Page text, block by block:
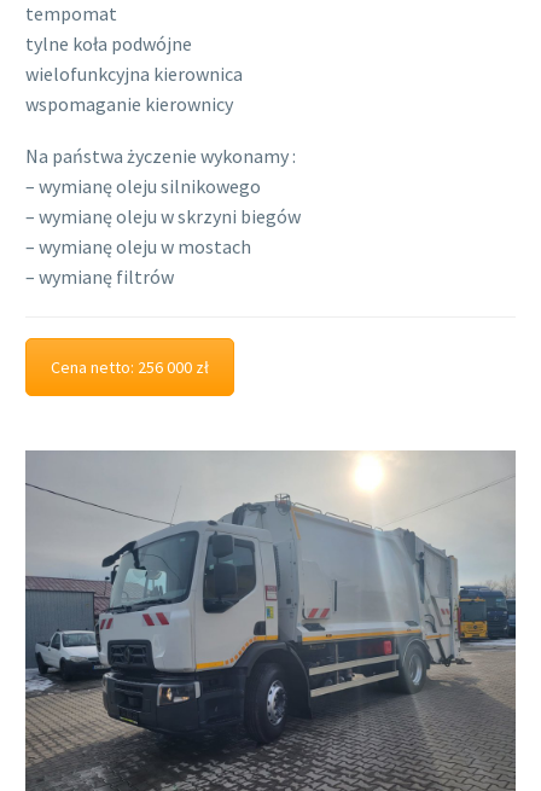
tempomat
tylne koła podwójne
wielofunkcyjna kierownica
wspomaganie kierownicy
Na państwa życzenie wykonamy :
– wymianę oleju silnikowego
– wymianę oleju w skrzyni biegów
– wymianę oleju w mostach
– wymianę filtrów
Cena netto: 256 000 zł